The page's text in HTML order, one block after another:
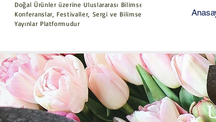
Doğal Ürünler üzerine Uluslararası Bilimsel
Konferanslar, Festivaller, Sergi ve Bilimsel
Yayınlar Platformudur